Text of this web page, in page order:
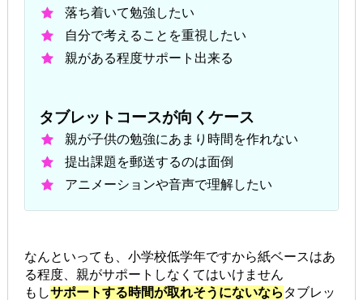
落ち着いて勉強したい
自分で考えることを重視したい
親がある程度サポート出来る
タブレットコースが向くケース
親が子供の勉強にあまり時間を作れない
提出課題を郵送するのは面倒
アニメーションや音声で理解したい
なんといっても、小学校低学年ですから紙ベースはあ
る程度、親がサポートしなくてはいけません
もしサポートする時間が取れそうにないなら タブレッ